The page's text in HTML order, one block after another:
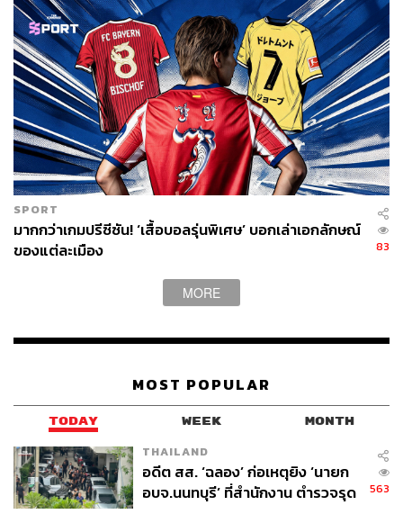
SPORT
มากกว่าเกมปรีซีซัน! ‘เสื้อบอลรุ่นพิเศษ’ บอกเล่าเอกลักษณ์
ของแต่ละเมือง
83
MORE
MOST POPULAR
TODAY WEEK MONTH
THAILAND
อดีต สส. ‘ฉลอง’ ก่อเหตุยิง ‘นายก
อบจ.นนทบุรี’ ที่สำนักงาน ตำรวจรุด
563